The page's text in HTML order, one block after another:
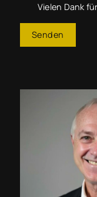
Vielen Dank
Senden